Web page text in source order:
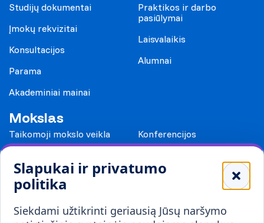
Slapukai ir privatumo
politika
Siekdami užtikrinti geriausią Jūsų naršymo
Studijų dokumentai
Įmokų rekvizitai
Konsultacijos
Parama
Akademiniai mainai
Praktikos ir darbo
pasiūlymai
Laisvalaikis
Alumnai
Mokslas
Taikomoji mokslo veikla
Konferencijos
Mokykloms
Visuomenei ir verslui
Mokymai ir konsultavimas
Karjera